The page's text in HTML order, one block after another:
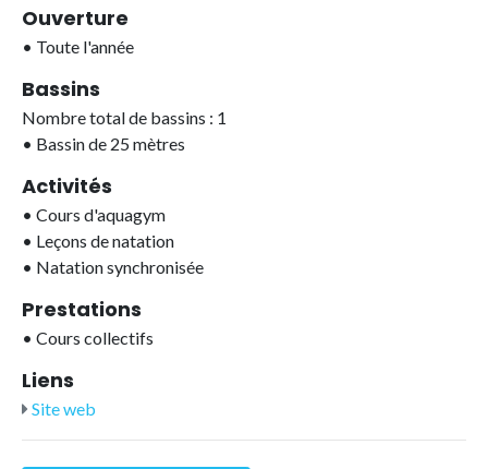
Ouverture
• Toute l'année
Bassins
Nombre total de bassins : 1
• Bassin de 25 mètres
Activités
• Cours d'aquagym
• Leçons de natation
• Natation synchronisée
Prestations
• Cours collectifs
Liens
Site web